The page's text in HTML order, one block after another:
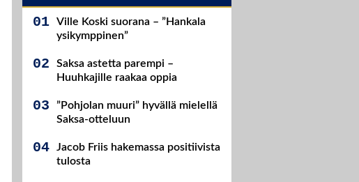
Ville Koski suorana – ”Hankala
ysikymppinen”
Saksa astetta parempi –
Huuhkajille raakaa oppia
”Pohjolan muuri” hyvällä mielellä
Saksa-otteluun
Jacob Friis hakemassa positiivista
tulosta